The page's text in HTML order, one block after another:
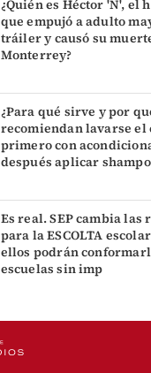
¿Quién es Héctor 'N', el
que empujó a adulto
tráiler y causó su
Monterrey?
¿Para qué sirve y por
recomiendan lavarse el
primero con
después aplicar
Es real. SEP cambia las
para la ESCOLTA
ellos podrán
escuelas sin imp